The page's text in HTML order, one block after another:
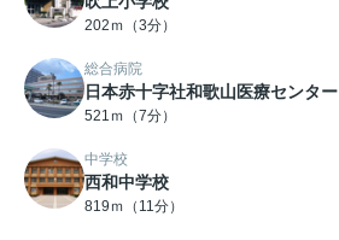
202ｍ（3分）
総合病院
日本赤十字社和歌山医療センター
521ｍ（7分）
中学校
西和中学校
819ｍ（11分）